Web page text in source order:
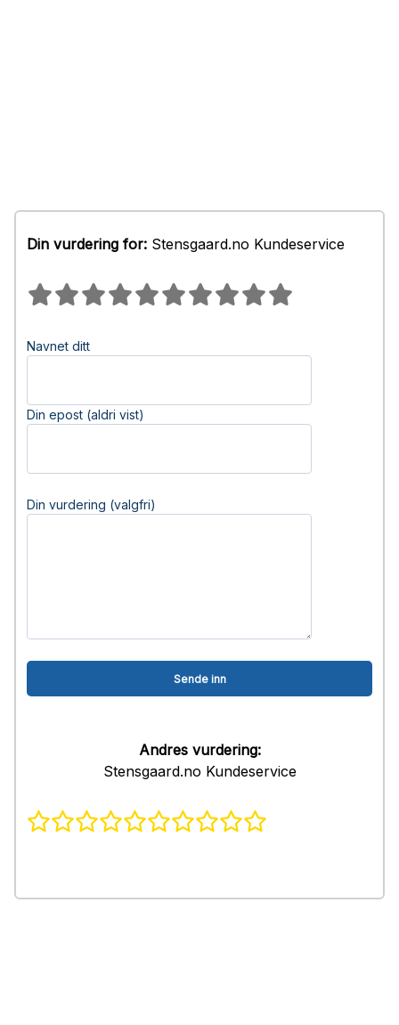
Din vurdering for: Stensgaard.no Kundeservice
Navnet ditt
Din epost (aldri vist)
Din vurdering (valgfri)
Andres vurdering:
Stensgaard.no Kundeservice